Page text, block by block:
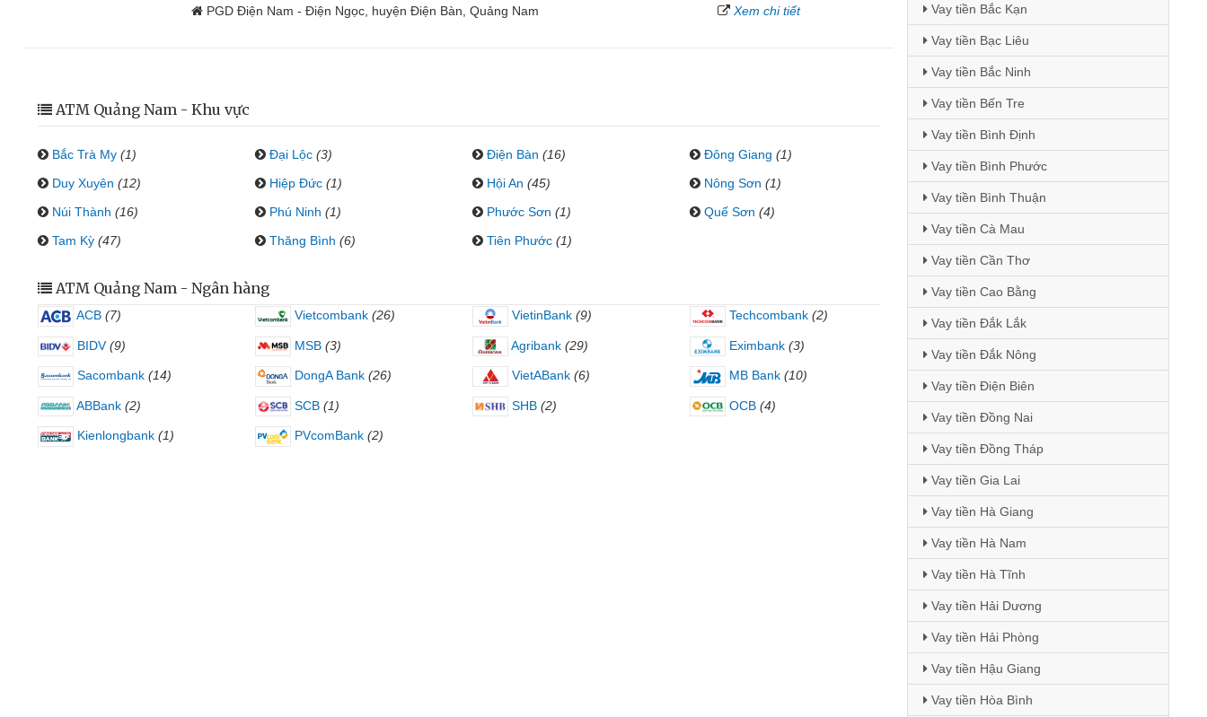
PGD Điện Nam - Điện Ngọc, huyện Điện Bàn, Quảng Nam
Xem chi tiết
ATM Quảng Nam - Khu vực
Bắc Trà My (1) Đại Lộc (3) Điện Bàn (16) Đông Giang (1)
Duy Xuyên (12) Hiệp Đức (1) Hội An (45) Nông Sơn (1)
Núi Thành (16) Phú Ninh (1) Phước Sơn (1) Quế Sơn (4)
Tam Kỳ (47) Thăng Bình (6) Tiên Phước (1)
ATM Quảng Nam - Ngân hàng
ACB (7) Vietcombank (26) VietinBank (9) Techcombank (2)
BIDV (9) MSB (3) Agribank (29) Eximbank (3)
Sacombank (14) DongA Bank (26) VietABank (6) MB Bank (10)
ABBank (2) SCB (1) SHB (2) OCB (4)
Kienlongbank (1) PVcomBank (2)
Vay tiền Bắc Kạn
Vay tiền Bạc Liêu
Vay tiền Bắc Ninh
Vay tiền Bến Tre
Vay tiền Bình Định
Vay tiền Bình Phước
Vay tiền Bình Thuận
Vay tiền Cà Mau
Vay tiền Cần Thơ
Vay tiền Cao Bằng
Vay tiền Đắk Lắk
Vay tiền Đắk Nông
Vay tiền Điện Biên
Vay tiền Đồng Nai
Vay tiền Đồng Tháp
Vay tiền Gia Lai
Vay tiền Hà Giang
Vay tiền Hà Nam
Vay tiền Hà Tĩnh
Vay tiền Hải Dương
Vay tiền Hải Phòng
Vay tiền Hậu Giang
Vay tiền Hòa Bình